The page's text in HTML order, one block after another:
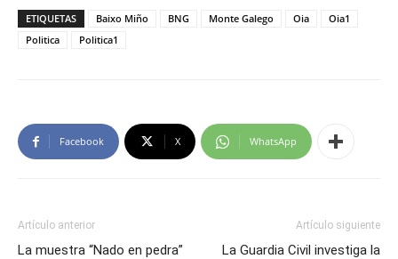
ETIQUETAS Baixo Miño BNG Monte Galego Oia
Oia1
Politica
Politica1
Facebook X WhatsApp
Artículo anterior
La muestra “Nado en pedra”
Artículo siguiente
La Guardia Civil investiga la